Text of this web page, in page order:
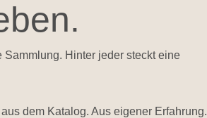
Hinter jeder steckt eine
dem Katalog. Aus eigener Erfahrung.